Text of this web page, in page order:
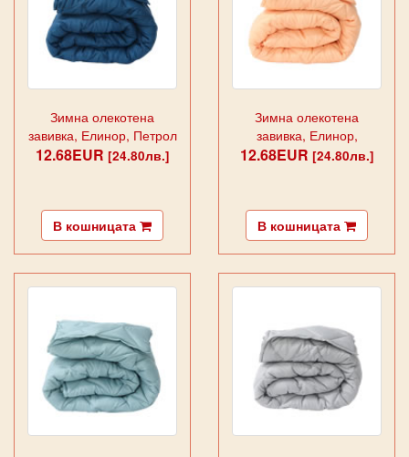
Зимна олекотена
завивка, Елинор, Петрол
12.68EUR [24.80лв.]
В кошницата
Зимна олекотена
завивка, Елинор,
Праскова
12.68EUR [24.80лв.]
В кошницата